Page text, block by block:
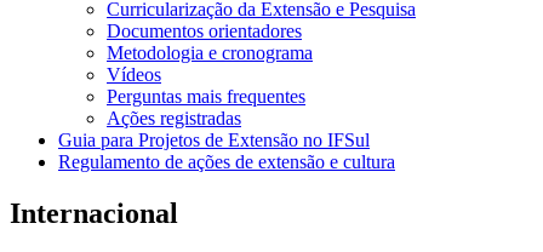
Curricularização da Extensão e Pesquisa
Documentos orientadores
Metodologia e cronograma
Vídeos
Perguntas mais frequentes
Ações registradas
Guia para Projetos de Extensão no IFSul
Regulamento de ações de extensão e cultura
Internacional